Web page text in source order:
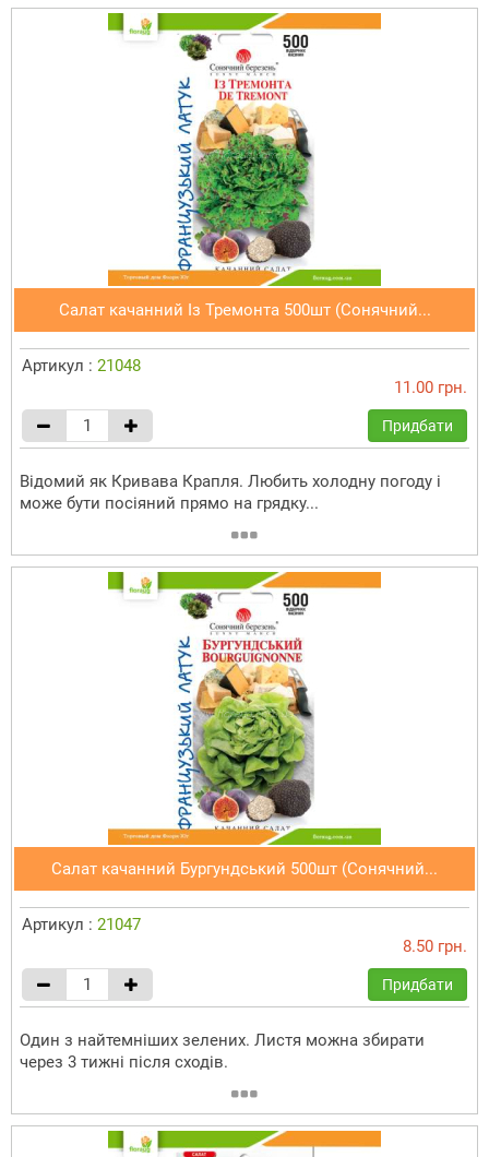
Салат качанний Із Тремонта 500шт (Сонячний...
Артикул : 21048
11.00 грн.
Придбати
Відомий як Кривава Крапля. Любить холодну погоду і
може бути посіяний прямо на грядку...
Салат качанний Бургундський 500шт (Сонячний...
Артикул : 21047
8.50 грн.
Придбати
Один з найтемніших зелених. Листя можна збирати
через 3 тижні після сходів.